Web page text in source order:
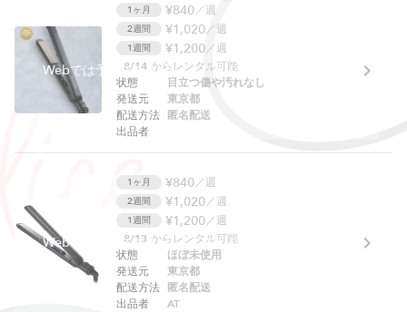
Webでは予約できません。アプリをご利用ください。
1ヶ月 ¥840／週
2週間 ¥1,020／週
1週間 ¥1,200／週
8/14 からレンタル可能
状態
発送元
配送方法
出品者
目立つ傷や汚れなし
東京都
匿名配送
Webでは予約できません。アプリをご利用ください。
1ヶ月 ¥840／週
2週間 ¥1,020／週
1週間 ¥1,200／週
8/13 からレンタル可能
状態
発送元
配送方法
出品者
ほぼ未使用
東京都
匿名配送
AT